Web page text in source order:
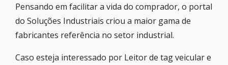
Pensando em facilitar a vida do comprador, o portal
do Soluções Industriais criou a maior gama de
fabricantes referência no setor industrial.
Caso esteja interessado por Leitor de tag veicular e